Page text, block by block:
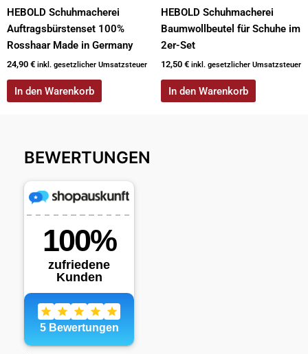
HEBOLD Schuhmacherei
Auftragsbürstenset 100%
Rosshaar Made in Germany
24,90 € inkl. gesetzlicher Umsatzsteuer
In den Warenkorb
HEBOLD Schuhmacherei
Baumwollbeutel für Schuhe im
2er-Set
12,50 € inkl. gesetzlicher Umsatzsteuer
In den Warenkorb
BEWERTUNGEN